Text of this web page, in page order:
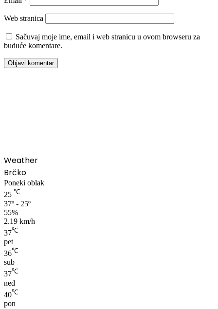
Web stranica
Sačuvaj moje ime, email i web stranicu u ovom browseru za
buduće komentare.
Weather
Brčko
Poneki oblak
25 ℃
37º - 25º
55%
2.19 km/h
37℃
pet
36℃
sub
37℃
ned
40℃
pon